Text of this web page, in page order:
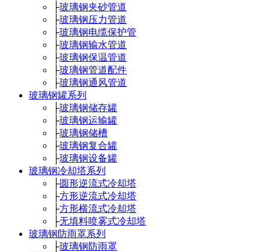
├玻璃钢夹砂管道
├玻璃钢压力管道
├玻璃钢电缆保护管
├玻璃钢输水管道
├玻璃钢保温管道
├玻璃钢管道配件
├玻璃钢通风管道
玻璃钢罐系列
├玻璃钢储存罐
├玻璃钢运输罐
├玻璃钢储槽
├玻璃钢复合罐
├玻璃钢设备罐
玻璃钢冷却塔系列
├圆形逆流式冷却塔
├方形逆流式冷却塔
├方形横流式冷却塔
├无填料喷雾式冷却塔
玻璃钢防雨罩系列
├玻璃钢防雨罩